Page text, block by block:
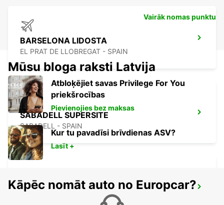
BARSELONA LIDOSTA
EL PRAT DE LLOBREGAT - SPAIN
SABADELL SUPERSITE
SABADELL - SPAIN
GRANOLLERS
Vairāk nomas punktu
Mūsu bloga raksti Latvija
Atbloķējiet savas Privilege For You
priekšrocības
Pievienojies bez maksas
Kur tu pavadīsi brīvdienas ASV?
Lasīt +
Kāpēc nomāt auto no Europcar?